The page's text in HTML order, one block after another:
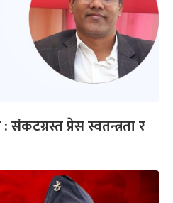
संकटग्रस्त प्रेस स्वतन्त्रता र